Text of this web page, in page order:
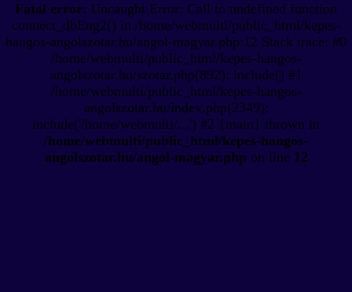
Fatal error: Uncaught Error: Call to undefined function
connect_dbEng2() in /home/webmulti/public_html/kepes-
hangos-angolszotar.hu/angol-magyar.php:12 Stack trace: #0
/home/webmulti/public_html/kepes-hangos-
angolszotar.hu/szotar.php(892): include() #1
/home/webmulti/public_html/kepes-hangos-
angolszotar.hu/index.php(2349):
include('/home/webmulti/...') #2 {main} thrown in
/home/webmulti/public_html/kepes-hangos-
angolszotar.hu/angol-magyar.php on line 12